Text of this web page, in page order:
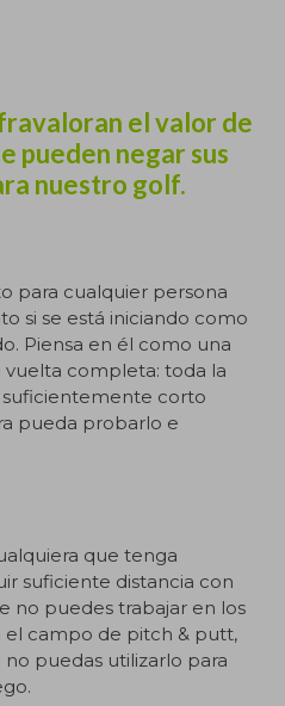
el valor de
pueden negar sus
nuestro golf.
para cualquier persona
si se está iniciando como
Piensa en él como una
vuelta completa: toda la
corto
pueda probarlo e
que tenga
suficiente distancia con
no puedes trabajar en los
el campo de pitch & putt,
puedas utilizarlo para